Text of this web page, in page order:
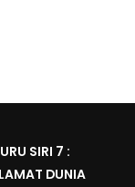
SIRI 7 :
DUNIA